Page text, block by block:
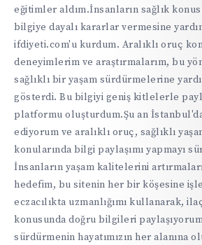
eğitimler aldım.İnsanların sağlık
bilgiye dayalı kararlar vermesine
ifdiyeti.com'u kurdum. Aralıklı oruç
deneyimlerim ve araştırmalarım, bu
sağlıklı bir yaşam sürdürmelerine
gösterdi. Bu bilgiyi geniş kitlelerle
platformu oluşturdum.Şu an
ediyorum ve aralıklı oruç, sağlıklı
konularında bilgi paylaşımı yapmayı
İnsanların yaşam kalitelerini
hedefim, bu sitenin her bir köşesine
eczacılıkta uzmanlığımı kullanarak,
konusunda doğru bilgileri
sürdürmenin hayatımızın her alanına